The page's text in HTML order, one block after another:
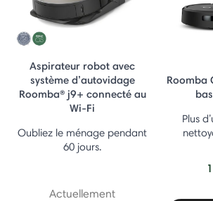
Aspirateur robot avec
système d’autovidage
Roomba® j9+ connecté au
Wi-Fi
Oubliez le ménage pendant
60 jours.
Actuellement
Roomba
Plus